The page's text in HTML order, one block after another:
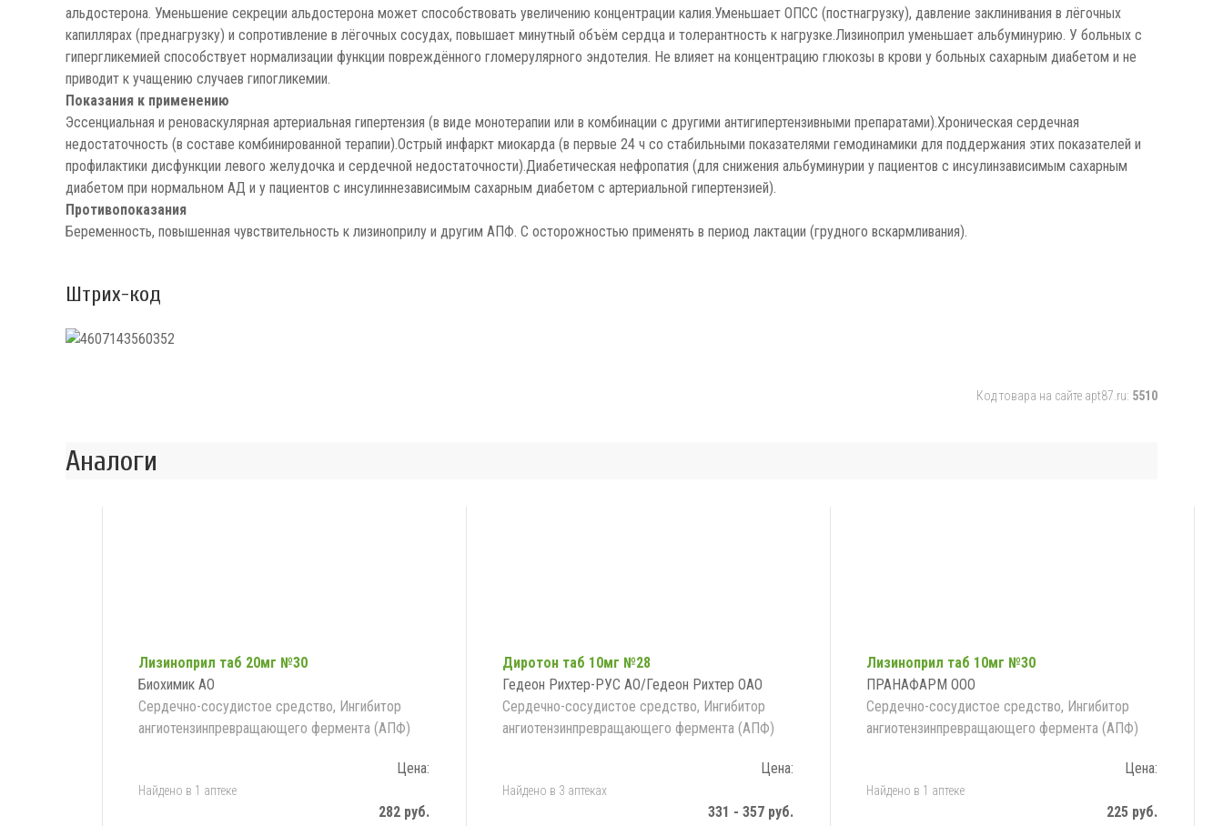
альдостерона. Уменьшение секреции альдостерона может способствовать увеличению концентрации калия.Уменьшает ОПСС (постнагрузку), давление заклинивания в лёгочных
капиллярах (преднагрузку) и сопротивление в лёгочных сосудах, повышает минутный объём сердца и толерантность к нагрузке.Лизиноприл уменьшает альбуминурию. У больных с
гипергликемией способствует нормализации функции повреждённого гломерулярного эндотелия. Не влияет на концентрацию глюкозы в крови у больных сахарным диабетом и не
приводит к учащению случаев гипогликемии.
Показания к применению
Эссенциальная и реноваскулярная артериальная гипертензия (в виде монотерапии или в комбинации с другими антигипертензивными препаратами).Хроническая сердечная
недостаточность (в составе комбинированной терапии).Острый инфаркт миокарда (в первые 24 ч со стабильными показателями гемодинамики для поддержания этих показателей и
профилактики дисфункции левого желудочка и сердечной недостаточности).Диабетическая нефропатия (для снижения альбуминурии у пациентов с инсулинзависимым сахарным
диабетом при нормальном АД и у пациентов с инсулиннезависимым сахарным диабетом с артериальной гипертензией).
Противопоказания
Беременность, повышенная чувствительность к лизиноприлу и другим АПФ. С осторожностью применять в период лактации (грудного вскармливания).
Штрих-код
Код товара на сайте apt87.ru: 5510
Аналоги
Лизиноприл таб 20мг №30
Биохимик АО
Сердечно-сосудистое средство, Ингибитор
ангиотензинпревращающего фермента (АПФ)
Цена:
Найдено в 1 аптеке
282 руб.
Диротон таб 10мг №28
Гедеон Рихтер-РУС АО/Гедеон Рихтер ОАО
Сердечно-сосудистое средство, Ингибитор
ангиотензинпревращающего фермента (АПФ)
Цена:
Найдено в 3 аптеках
331 - 357 руб.
Лизиноприл таб 10мг №30
ПРАНАФАРМ ООО
Сердечно-сосудистое средство, Ингибитор
ангиотензинпревращающего фермента (АПФ)
Цена:
Найдено в 1 аптеке
225 руб.